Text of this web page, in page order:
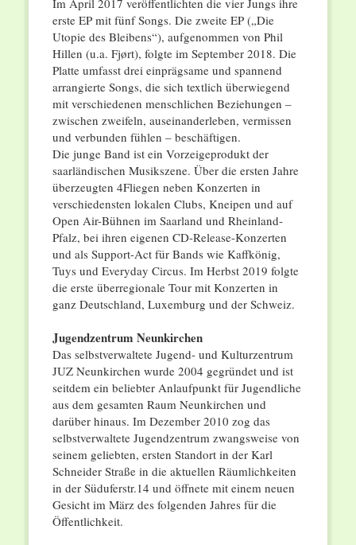
Im April 2017 veröffentlichten die vier Jungs ihre
erste EP mit fünf Songs. Die zweite EP („Die
Utopie des Bleibens“), aufgenommen von Phil
Hillen (u.a. Fjørt), folgte im September 2018. Die
Platte umfasst drei einprägsame und spannend
arrangierte Songs, die sich textlich überwiegend
mit verschiedenen menschlichen Beziehungen –
zwischen zweifeln, auseinanderleben, vermissen
und verbunden fühlen – beschäftigen.
Die junge Band ist ein Vorzeigeprodukt der
saarländischen Musikszene. Über die ersten Jahre
überzeugten 4Fliegen neben Konzerten in
verschiedensten lokalen Clubs, Kneipen und auf
Open Air-Bühnen im Saarland und Rheinland-
Pfalz, bei ihren eigenen CD-Release-Konzerten
und als Support-Act für Bands wie Kaffkönig,
Tuys und Everyday Circus. Im Herbst 2019 folgte
die erste überregionale Tour mit Konzerten in
ganz Deutschland, Luxemburg und der Schweiz.
Jugendzentrum Neunkirchen
Das selbstverwaltete Jugend- und Kulturzentrum
JUZ Neunkirchen wurde 2004 gegründet und ist
seitdem ein beliebter Anlaufpunkt für Jugendliche
aus dem gesamten Raum Neunkirchen und
darüber hinaus. Im Dezember 2010 zog das
selbstverwaltete Jugendzentrum zwangsweise von
seinem geliebten, ersten Standort in der Karl
Schneider Straße in die aktuellen Räumlichkeiten
in der Süduferstr.14 und öffnete mit einem neuen
Gesicht im März des folgenden Jahres für die
Öffentlichkeit.